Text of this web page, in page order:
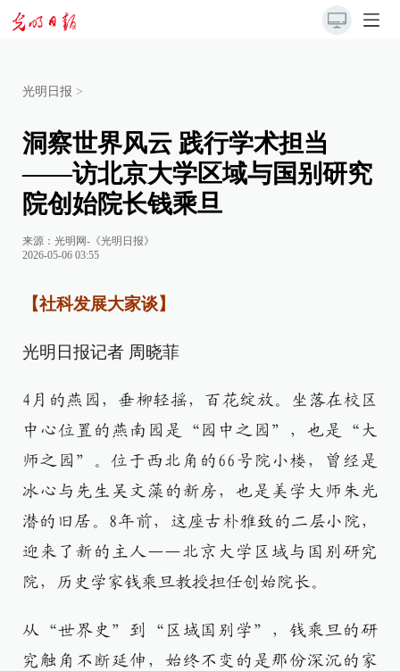
光明日报 >
洞察世界风云 践行学术担当
——访北京大学区域与国别研究
院创始院长钱乘旦
来源： 光明网-《光明日报》
2026-05-06 03:55
【社科发展大家谈】
光明日报记者 周晓菲
4月的燕园，垂柳轻摇，百花绽放。坐落在校区
中心位置的燕南园是“园中之园”，也是“大
师之园”。位于西北角的66号院小楼，曾经是
冰心与先生吴文藻的新房，也是美学大师朱光
潜的旧居。8年前，这座古朴雅致的二层小院，
迎来了新的主人——北京大学区域与国别研究
院，历史学家钱乘旦教授担任创始院长。
从“世界史”到“区域国别学”，钱乘旦的研
究触角不断延伸，始终不变的是那份深沉的家